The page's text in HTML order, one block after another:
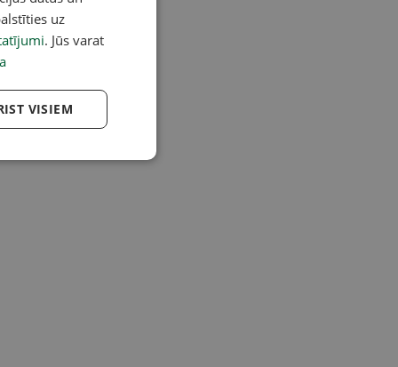
uz
. Jūs varat
VISIEM